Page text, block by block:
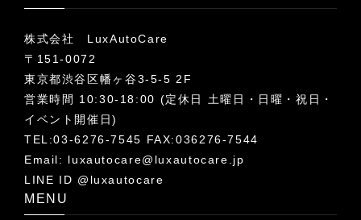
株式会社 LuxAutoCare
〒151-0072
東京都渋谷区幡ヶ谷3-5-5 2F
営業時間 10:30-18:00 (定休日 土曜日・日曜・祝日・
イベント開催日)
TEL:03-6276-7545 FAX:036276-7544
Email: luxautocare@luxautocare.jp
LINE ID @luxautocare
MENU